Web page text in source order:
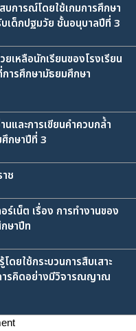
บการณ์โดยใช้เกมการศึกษา
ด็กปฐมวัย ชั้นอนุบาลปีที่ 3
ยเหลือนักเรียนของโรงเรียน
ารศึกษามัธยมศึกษา
และการเขียนคำควบกล้ำ
ศึกษาปีที่ 3
ช
เน็ต เรื่อง การทำงานของ
ษาปีท
ยใช้กระบวนการสืบเสาะ
ารคิดอย่างมีวิจารณญาณ